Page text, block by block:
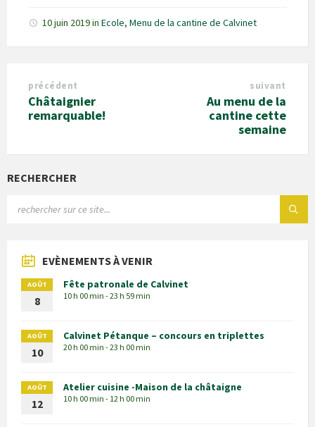
10 juin 2019in Ecole, Menu de la cantine de Calvinet
précédent
Châtaignier
remarquable!
suivant
Au menu de la
cantine cette
semaine
RECHERCHER
EVÈNEMENTS À VENIR
AOÛT
8
Fête patronale de Calvinet
10 h 00 min - 23 h 59 min
AOÛT
10
Calvinet Pétanque – concours en triplettes
20 h 00 min - 23 h 00 min
AOÛT
12
Atelier cuisine -Maison de la châtaigne
10 h 00 min - 12 h 00 min